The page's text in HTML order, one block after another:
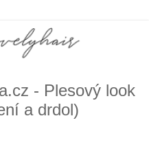
- Plesový look
a drdol)